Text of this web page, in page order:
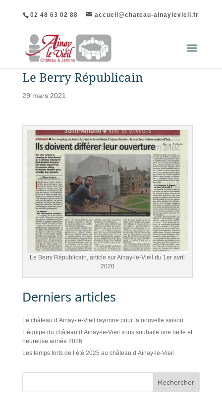
02 48 63 02 88 accueil@chateau-ainaylevieil.fr
Le Berry Républicain
29 mars 2021
Le Berry Républicain, article sur Ainay-le-Vieil du 1er avril
2020
Derniers articles
Le château d’Ainay-le-Vieil rayonne pour la nouvelle saison
L’équipe du château d’Ainay-le-Vieil vous souhaite une belle et
heureuse année 2026
Les temps forts de l’été 2025 au château d’Ainay-le-Vieil